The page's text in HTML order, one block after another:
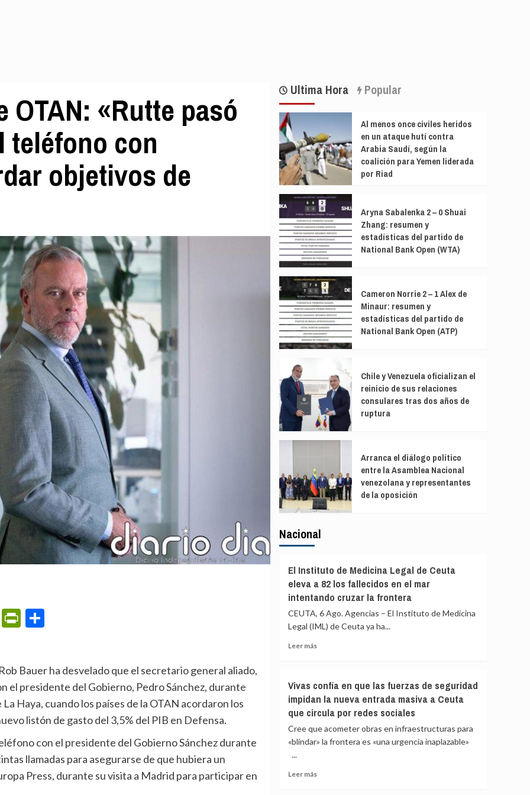
«Rutte pasó
teléfono con
objetivos de
PrintFriendly
presidente del Gobierno, Pedro Sánchez, durante
Haya, cuando los países de la OTAN acordaron los
listón de gasto del 3,5% del PIB en Defensa.
llamadas para asegurarse de que hubiera un
Press, durante su visita a Madrid para participar en
Ultima Hora Popular
Al menos once civiles heridos
en un ataque hutí contra
Arabia Saudí, según la
coalición para Yemen liderada
por Riad
Aryna Sabalenka 2 – 0 Shuai
Zhang: resumen y
estadísticas del partido de
National Bank Open (WTA)
Cameron Norrie 2 – 1 Alex de
Minaur: resumen y
estadísticas del partido de
National Bank Open (ATP)
Chile y Venezuela oficializan el
reinicio de sus relaciones
consulares tras dos años de
ruptura
Arranca el diálogo político
entre la Asamblea Nacional
venezolana y representantes
de la oposición
Nacional
El Instituto de Medicina Legal de Ceuta
eleva a 82 los fallecidos en el mar
intentando cruzar la frontera
CEUTA, 6 Ago. Agencias – El Instituto de Medicina
Legal (IML) de Ceuta ya ha...
Leer másLeer
Instituto
de
Medicina
de
Ceuta
82
Vivas confía en que las fuerzas de seguridad
impidan la nueva entrada masiva a Ceuta
que circula por redes sociales
Cree que acometer obras en infraestructuras para
«blindar» la frontera es «una urgencia inaplazable»
...
Leer másLeer